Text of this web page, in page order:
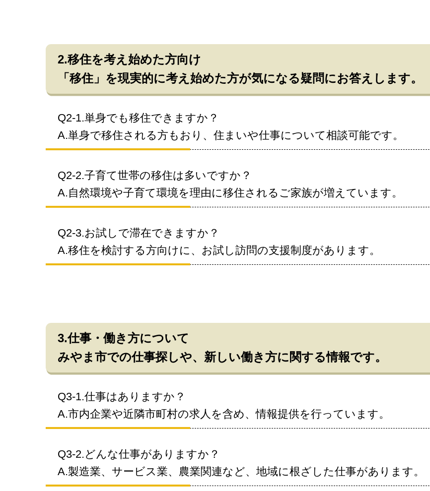
2.移住を考え始めた方向け
「移住」を現実的に考え始めた方が気になる疑問にお答えします。
Q2-1.単身でも移住できますか？
A.単身で移住される方もおり、住まいや仕事について相談可能です。
Q2-2.子育て世帯の移住は多いですか？
A.自然環境や子育て環境を理由に移住されるご家族が増えています。
Q2-3.お試しで滞在できますか？
A.移住を検討する方向けに、お試し訪問の支援制度があります。
3.仕事・働き方について
みやま市での仕事探しや、新しい働き方に関する情報です。
Q3-1.仕事はありますか？
A.市内企業や近隣市町村の求人を含め、情報提供を行っています。
Q3-2.どんな仕事がありますか？
A.製造業、サービス業、農業関連など、地域に根ざした仕事があります。